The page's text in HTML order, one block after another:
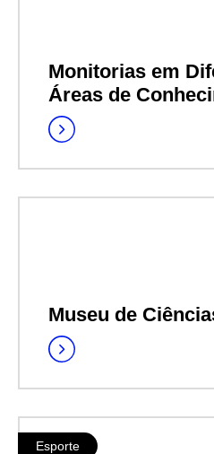
Monitorias em
Áreas de
Museu de
Esporte